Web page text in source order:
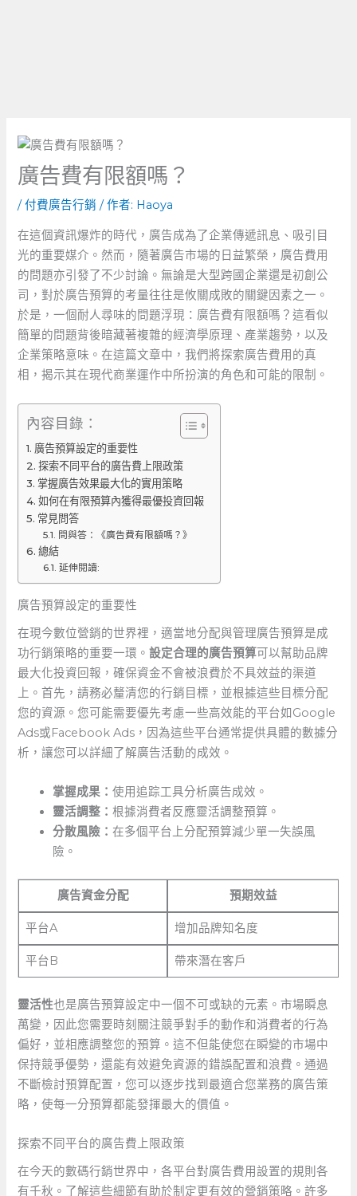
廣告費有限額嗎？
/付費廣告行銷 / 作者: Haoya
在這個資訊爆炸的時代，廣告成為了企業傳遞訊息、吸引目
光的重要媒介。然而，隨著廣告市場的日益繁榮，廣告費用
的問題亦引發了不少討論。無論是大型跨國企業還是初創公
司，對於廣告預算的考量往往是攸關成敗的關鍵因素之一。
於是，一個耐人尋味的問題浮現：廣告費有限額嗎？這看似
簡單的問題背後暗藏著複雜的經濟學原理、產業趨勢，以及
企業策略意味。在這篇文章中，我們將探索廣告費用的真
相，揭示其在現代商業運作中所扮演的角色和可能的限制。
內容目錄：
廣告預算設定的重要性
探索不同平台的廣告費上限政策
掌握廣告效果最大化的實用策略
如何在有限預算內獲得最優投資回報
常見問答
問與答：《廣告費有限額嗎？》
總結
延伸閱讀:
廣告預算設定的重要性
在現今數位營銷的世界裡，適當地分配與管理廣告預算是成
功行銷策略的重要一環。設定合理的廣告預算可以幫助品牌
最大化投資回報，確保資金不會被浪費於不具效益的渠道
上。首先，請務必釐清您的行銷目標，並根據這些目標分配
您的資源。您可能需要優先考慮一些高效能的平台如Google
Ads或Facebook Ads，因為這些平台通常提供具體的數據分
析，讓您可以詳細了解廣告活動的成效。
掌握成果：使用追踪工具分析廣告成效。
靈活調整：根據消費者反應靈活調整預算。
分散風險：在多個平台上分配預算減少單一失誤風
險。
廣告資金分配 預期效益
平台A 增加品牌知名度
平台B 帶來潛在客戶
靈活性也是廣告預算設定中一個不可或缺的元素。市場瞬息
萬變，因此您需要時刻關注競爭對手的動作和消費者的行為
偏好，並相應調整您的預算。這不但能使您在瞬變的市場中
保持競爭優勢，還能有效避免資源的錯誤配置和浪費。通過
不斷檢討預算配置，您可以逐步找到最適合您業務的廣告策
略，使每一分預算都能發揮最大的價值。
探索不同平台的廣告費上限政策
在今天的數碼行銷世界中，各平台對廣告費用設置的規則各
有千秋。了解這些細節有助於制定更有效的營銷策略。許多